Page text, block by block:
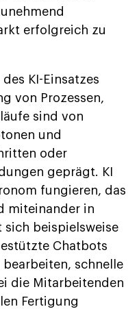
erfolgreich zu
KI-Einsatzes
von Prozessen,
sind von
und
oder
geprägt. KI
fungieren, das
miteinander in
sich beispielsweise
Chatbots
schnelle
die Mitarbeitenden
Fertigung